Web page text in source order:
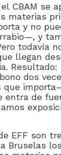
CBAM se
materias
y no
y
todavía
llegan
dos
que
entra de
EFF son
Bruselas